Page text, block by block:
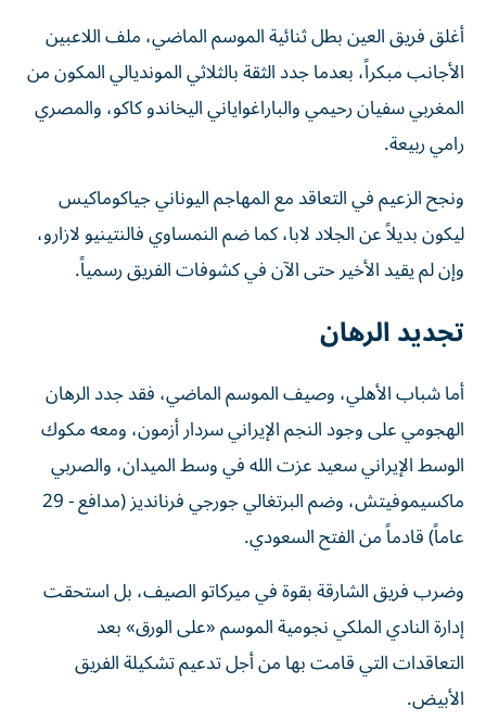
أغلق فريق العين بطل ثنائية الموسم الماضي، ملف اللاعبين
الأجانب مبكراً، بعدما جدد الثقة بالثلاثي المونديالي المكون من
المغربي سفيان رحيمي والباراغواياني اليخاندو كاكو، والمصري
رامي ربيعة.
ونجح الزعيم في التعاقد مع المهاجم اليوناني جياكوماكيس
ليكون بديلاً عن الجلاد لابا، كما ضم النمساوي فالنتينيو لازارو،
وإن لم يقيد الأخير حتى الآن في كشوفات الفريق رسمياً.
تجديد الرهان
أما شباب الأهلي، وصيف الموسم الماضي، فقد جدد الرهان
الهجومي على وجود النجم الإيراني سردار أزمون، ومعه مكوك
الوسط الإيراني سعيد عزت الله في وسط الميدان، والصربي
ماكسيموفيتش، وضم البرتغالي جورجي فرنانديز (مدافع - 29
عاماً) قادماً من الفتح السعودي.
وضرب فريق الشارقة بقوة في ميركاتو الصيف، بل استحقت
إدارة النادي الملكي نجومية الموسم «على الورق» بعد
التعاقدات التي قامت بها من أجل تدعيم تشكيلة الفريق
الأبيض.